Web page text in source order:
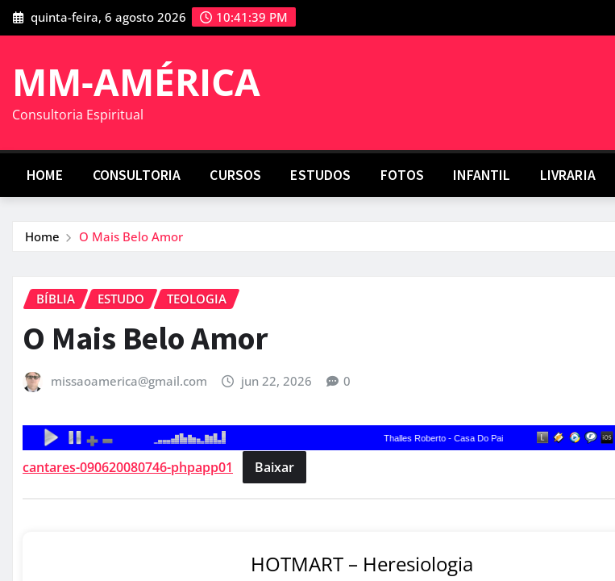
Skip
to
quinta-feira, 6 agosto 2026 10:41:40 PM
MM-AMÉRICA
Consultoria Espiritual
HOME CONSULTORIA CURSOS ESTUDOS FOTOS INFANTIL LIVRARIA
Home O Mais Belo Amor
BÍBLIA ESTUDO TEOLOGIA
O Mais Belo Amor
missaoamerica@gmail.com jun 22, 2026 0
cantares-090620080746-phpapp01 Baixar
HOTMART – Heresiologia